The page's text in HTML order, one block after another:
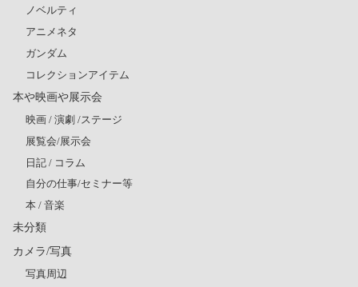
ノベルティ
アニメネタ
ガンダム
コレクションアイテム
本や映画や展示会
映画 / 演劇 /ステージ
展覧会/展示会
日記 / コラム
自分の仕事/セミナー等
本 / 音楽
未分類
カメラ/写真
写真周辺